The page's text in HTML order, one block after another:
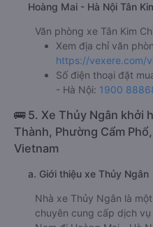
Hoàng Mai - Hà Nội Tân
Văn phòng xe Tân Kim
Xem địa chỉ văn
https://vexere.com/
Số điện thoại đặt
- Hà Nội: 1900
🚌 5. Xe Thủy Ngân khởi
Thành, Phường Cẩm
Vietnam
a. Giới thiệu xe Thủy Ngân
Nhà xe Thủy Ngân là
chuyên cung cấp dịch